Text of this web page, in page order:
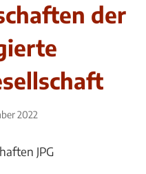
der
2022